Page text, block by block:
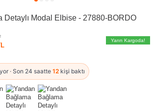
Detaylı Modal Elbise - 27880-BORDO
Yarın Kargoda!
· Son 24 saatte12 kişi baktı